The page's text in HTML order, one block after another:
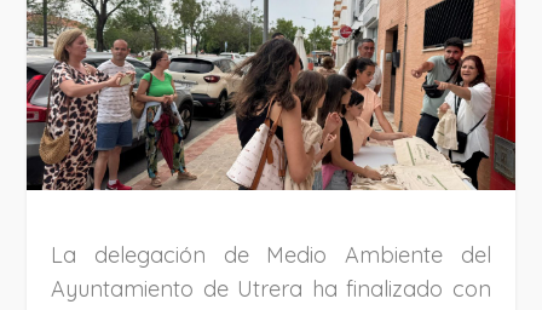
La delegación de Medio Ambiente del
Ayuntamiento de Utrera ha finalizado con